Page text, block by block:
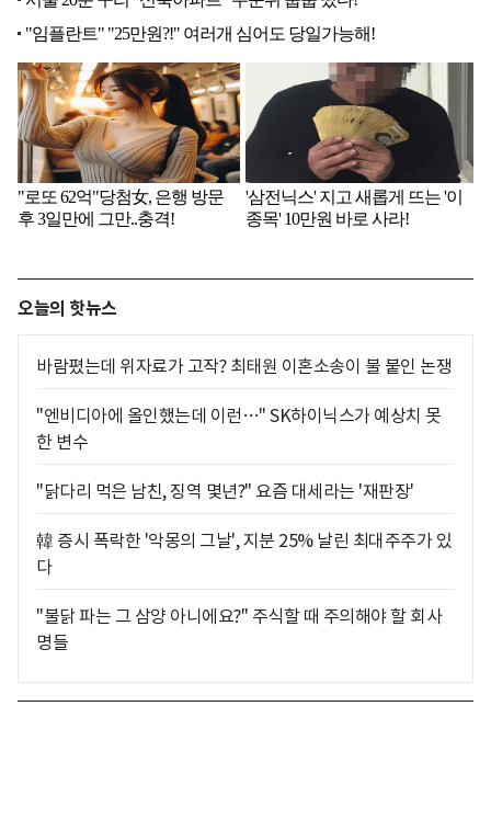
오늘의 핫뉴스
바람폈는데 위자료가 고작? 최태원 이혼소송이 불 붙인 논쟁
"엔비디아에 올인했는데 이런…" SK하이닉스가 예상치 못
한 변수
"닭다리 먹은 남친, 징역 몇년?" 요즘 대세라는 '재판장'
韓 증시 폭락한 '악몽의 그날', 지분 25% 날린 최대주주가 있
다
"불닭 파는 그 삼양 아니에요?" 주식할 때 주의해야 할 회사
명들